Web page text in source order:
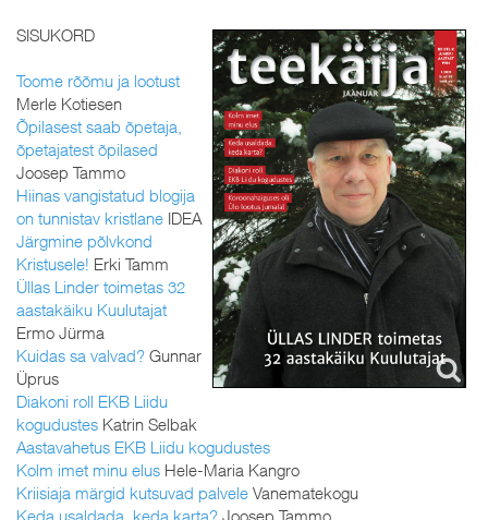
SISUKORD
Toome rõõmu ja lootust
Merle Kotiesen
Õpilasest saab õpetaja,
õpetajatest õpilased
Joosep Tammo
Hiinas vangistatud blogija
on tunnistav kristlane IDEA
Järgmine põlvkond
Kristusele! Erki Tamm
Üllas Linder toimetas 32
aastakäiku Kuulutajat
Ermo Jürma
Kuidas sa valvad? Gunnar
Üprus
Diakoni roll EKB Liidu
kogudustes Katrin Selbak
Aastavahetus EKB Liidu kogudustes
Kolm imet minu elus Hele-Maria Kangro
Kriisiaja märgid kutsuvad palvele Vanematekogu
Keda usaldada, keda karta? Joosep Tammo